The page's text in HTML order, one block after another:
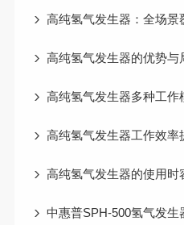
高纯氢气发生器：全场景
高纯氢气发生器的优势与
高纯氢气发生器多种工作
高纯氢气发生器工作效率
高纯氢气发生器的使用时
中惠普SPH-500氢气发生